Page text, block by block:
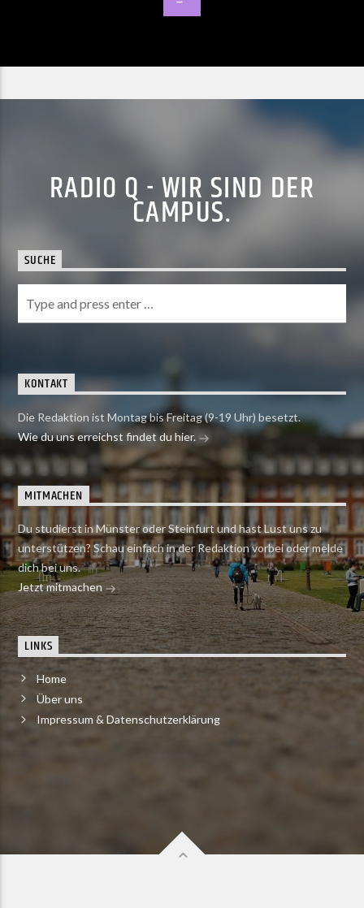
RADIO Q - WIR SIND DER
CAMPUS.
SUCHE
KONTAKT
Die Redaktion ist Montag bis Freitag (9-19 Uhr) besetzt.
Wie du uns erreichst findet du hier.
MITMACHEN
Du studierst in Münster oder Steinfurt und hast Lust uns zu
unterstützen? Schau einfach in der Redaktion vorbei oder melde
dich bei uns.
Jetzt mitmachen
LINKS
Home
Über uns
Impressum & Datenschutzerklärung